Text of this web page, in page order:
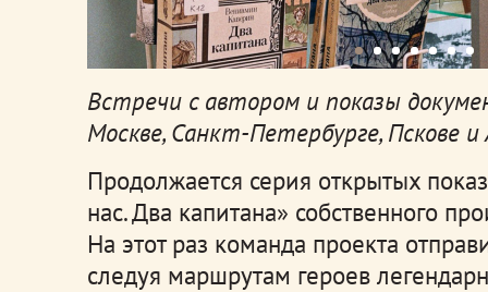
Встречи с автором и показы
Москве, Санкт-Петербурге, Пскове и
Продолжается серия открытых
нас. Два капитана» собственного
На этот раз команда проекта
следуя маршрутам героев